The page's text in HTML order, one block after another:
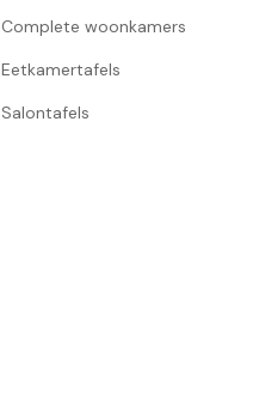
Complete woonkamers
Eetkamertafels
Salontafels